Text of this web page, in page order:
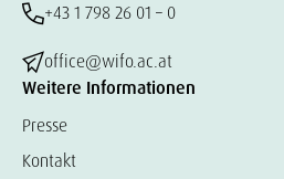
+43 1 798 26 01 – 0
office@wifo.ac.at
Weitere Informationen
Presse
Kontakt